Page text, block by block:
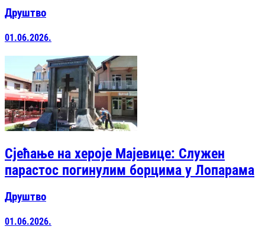
Друштво
01.06.2026.
Сјећање на хероје Мајевице: Служен
парастос погинулим борцима у Лопарама
Друштво
01.06.2026.